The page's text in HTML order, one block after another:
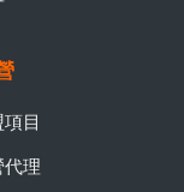
目
代理